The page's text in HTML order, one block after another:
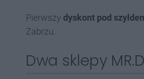
Pierwszy dyskont pod
Zabrzu.
Dwa sklepy